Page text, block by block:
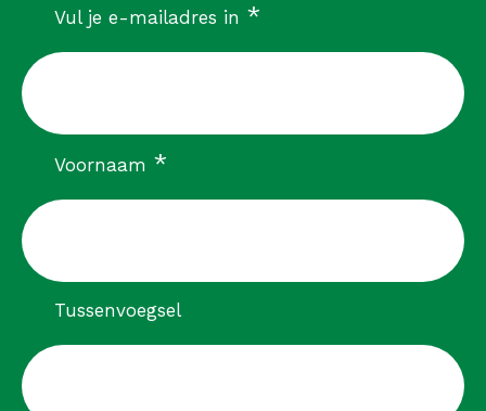
Vul je e-mailadres in *verplicht
Voornaam *verplicht
Tussenvoegsel